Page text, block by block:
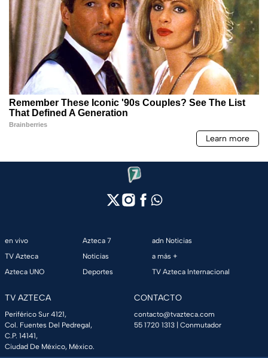
en vivo
TV Azteca
Azteca UNO
Azteca 7
Noticias
Deportes
adn Noticias
a más +
TV Azteca Internacional
TV AZTECA
Periférico Sur 4121,
Col. Fuentes Del Pedregal,
C.P. 14141,
Ciudad De México, México.
CONTACTO
contacto@tvazteca.com
55 1720 1313 | Conmutador